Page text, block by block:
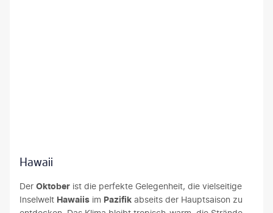
Hawaii
Der Oktober ist die perfekte Gelegenheit, die vielseitige
Inselwelt Hawaiis im Pazifik abseits der Hauptsaison zu